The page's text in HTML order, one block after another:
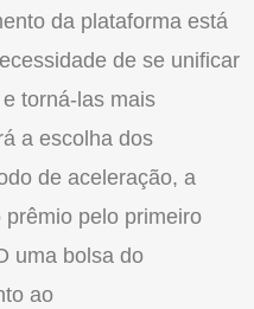
da plataforma está
de se unificar
torná-las mais
a escolha dos
de aceleração, a
pelo primeiro
uma bolsa do
ao